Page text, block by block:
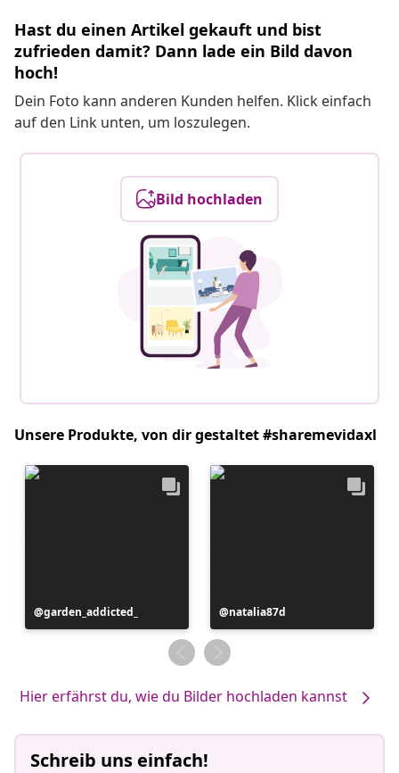
Hast du einen Artikel gekauft und bist
zufrieden damit? Dann lade ein Bild davon
hoch!
Dein Foto kann anderen Kunden helfen. Klick einfach
auf den Link unten, um loszulegen.
Bild hochladen
Unsere Produkte, von dir gestaltet #sharemevidaxl
Beitrag
veröffentlicht
garden_addicted_
Beitrag
veröffentlicht
von
natalia87d
Hier erfährst du, wie du Bilder hochladen kannst
Schreib uns einfach!